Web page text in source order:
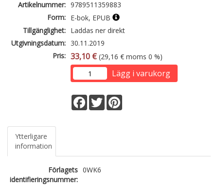
Artikelnummer: 9789511359883
Form: E-bok, EPUB
Tillgänglighet: Laddas ner direkt
Utgivningsdatum: 30.11.2019
Pris: 33,10 € (29,16 € moms 0 %)
Lägg i varukorg
Facebook
Twitter
Ytterligare
information
Förlagets
identifieringsnummer:
0WK6